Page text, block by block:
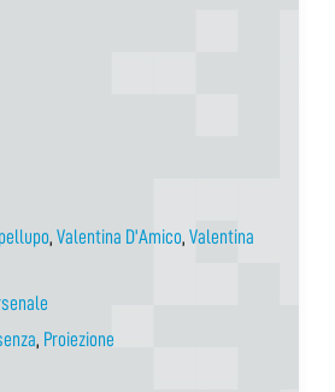
, Valentina D'Amico, Valentina
, Proiezione